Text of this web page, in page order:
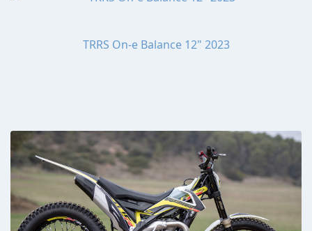
TRRS On-e Balance 12" 2023